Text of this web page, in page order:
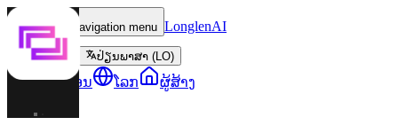
Toggle navigation menu LonglenAI
ປ່ຽນພາສາ (LO)
ຕົວລະຄອນ ໂລກ ຜູ້ສ້າງ